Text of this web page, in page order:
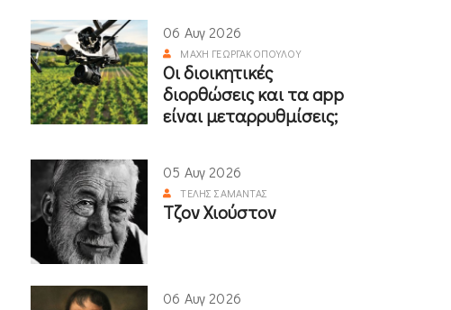
06 Αυγ 2026
ΜΆΧΗ ΓΕΩΡΓΑΚΟΠΟΎΛΟΥ
Οι διοικητικές
διορθώσεις και τα app
είναι μεταρρυθμίσεις;
05 Αυγ 2026
ΤΈΛΗΣ ΣΑΜΑΝΤΆΣ
Τζον Χιούστον
06 Αυγ 2026